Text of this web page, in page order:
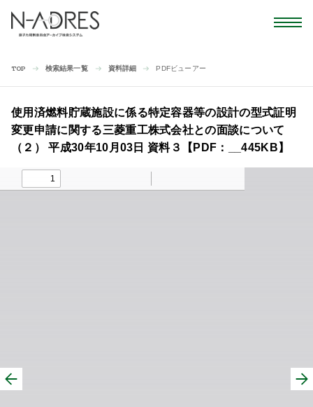
TOP 検索結果一覧 資料詳細 PDFビューアー
使用済燃料貯蔵施設に係る特定容器等の設計の型式証明
変更申請に関する三菱重工株式会社との面談について
（２） 平成30年10月03日 資料３【PDF：__445KB】